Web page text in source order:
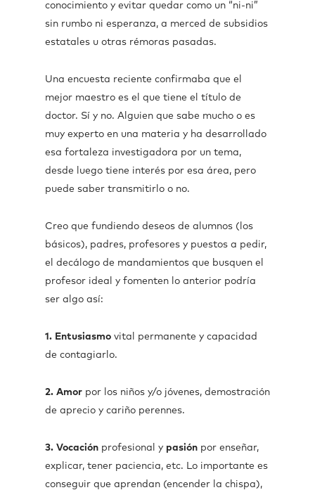
conocimiento y evitar quedar como un “ni-ni”
sin rumbo ni esperanza, a merced de subsidios
estatales u otras rémoras pasadas.
Una encuesta reciente confirmaba que el
mejor maestro es el que tiene el título de
doctor. Sí y no. Alguien que sabe mucho o es
muy experto en una materia y ha desarrollado
esa fortaleza investigadora por un tema,
desde luego tiene interés por esa área, pero
puede saber transmitirlo o no.
Creo que fundiendo deseos de alumnos (los
básicos), padres, profesores y puestos a pedir,
el decálogo de mandamientos que busquen el
profesor ideal y fomenten lo anterior podría
ser algo así:
1. Entusiasmo vital permanente y capacidad
de contagiarlo.
2. Amor por los niños y/o jóvenes, demostración
de aprecio y cariño perennes.
3. Vocación profesional y pasión por enseñar,
explicar, tener paciencia, etc. Lo importante es
conseguir que aprendan (encender la chispa),